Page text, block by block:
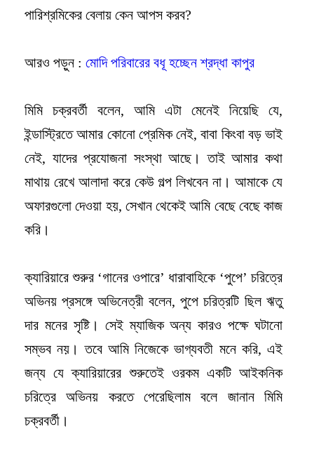
পারিশ্রমিকের বেলায় কেন আপস করব?
আরও পড়ুন : মোদি পরিবারের বধূ হচ্ছেন শ্রদ্ধা কাপুর
মিমি চক্রবর্তী বলেন, আমি এটা মেনেই নিয়েছি যে,
ইন্ডাস্ট্রিতে আমার কোনো প্রেমিক নেই, বাবা কিংবা বড় ভাই
নেই, যাদের প্রযোজনা সংস্থা আছে। তাই আমার কথা
মাথায় রেখে আলাদা করে কেউ গল্প লিখবেন না। আমাকে যে
অফারগুলো দেওয়া হয়, সেখান থেকেই আমি বেছে বেছে কাজ
করি।
ক্যারিয়ারে শুরুর ‘গানের ওপারে’ ধারাবাহিকে ‘পুপে’ চরিত্রে
অভিনয় প্রসঙ্গে অভিনেত্রী বলেন, পুপে চরিত্রটি ছিল ঋতু
দার মনের সৃষ্টি। সেই ম্যাজিক অন্য কারও পক্ষে ঘটানো
সম্ভব নয়। তবে আমি নিজেকে ভাগ্যবতী মনে করি, এই
জন্য যে ক্যারিয়ারের শুরুতেই ওরকম একটি আইকনিক
চরিত্রে অভিনয় করতে পেরেছিলাম বলে জানান মিমি
চক্রবর্তী।